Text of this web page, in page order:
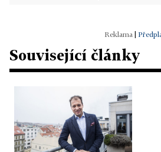
Související články